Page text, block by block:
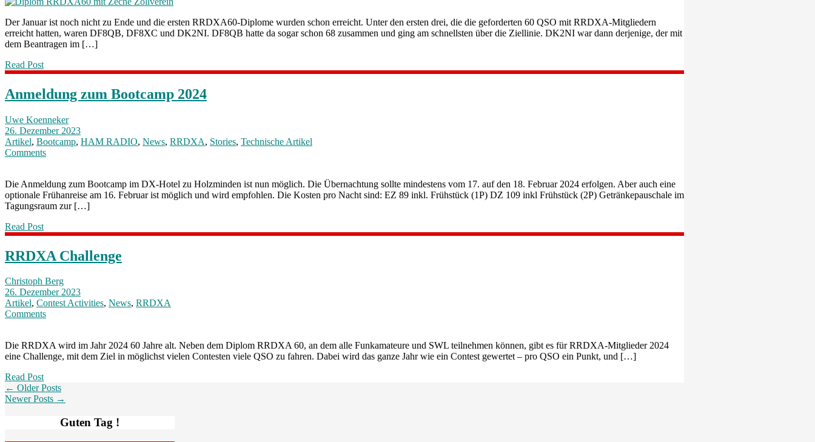
Der Januar ist noch nicht zu Ende und die ersten RRDXA60-Diplome wurden schon erreicht. Unter den ersten drei, die die geforderten 60 QSO mit RRDXA-Mitgliedern
erreicht hatten, waren DF8QB, DF8XC und DK2NI. DF8QB hatte da sogar schon 68 zusammen und ging am schnellsten über die Ziellinie. DK2NI war dann derjenige, der mit
dem Beantragen im […]
Read Post
Anmeldung zum Bootcamp 2024
Uwe Koenneker
26. Dezember 2023
Artikel, Bootcamp, HAM RADIO, News, RRDXA, Stories, Technische Artikel
Comments
Die Anmeldung zum Bootcamp im DX-Hotel zu Holzminden ist nun möglich. Die Übernachtung sollte mindestens vom 17. auf den 18. Februar 2024 erfolgen. Aber auch eine
optionale Frühanreise am 16. Februar ist möglich und wird empfohlen. Die Kosten pro Nacht sind: EZ 89 inkl. Frühstück (1P) DZ 109 inkl Frühstück (2P) Getränkepauschale im
Tagungsraum zur […]
Read Post
RRDXA Challenge
Christoph Berg
26. Dezember 2023
Artikel, Contest Activities, News, RRDXA
Comments
Die RRDXA wird im Jahr 2024 60 Jahre alt. Neben dem Diplom RRDXA 60, an dem alle Funkamateure und SWL teilnehmen können, gibt es für RRDXA-Mitglieder 2024
eine Challenge, mit dem Ziel in möglichst vielen Contesten viele QSO zu fahren. Dabei wird das ganze Jahr wie ein Contest gewertet – pro QSO ein Punkt, und […]
Read Post
← Older Posts
Newer Posts →
Guten Tag !